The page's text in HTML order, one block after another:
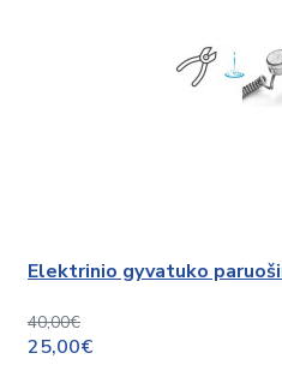
Elektrinio gyvatuko
40,00€
25,00€